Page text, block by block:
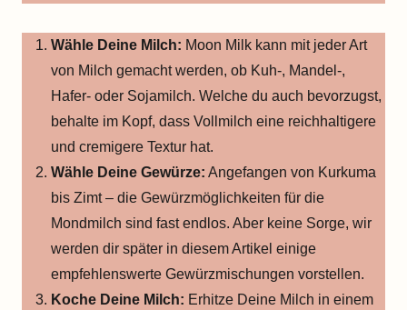
Wähle Deine Milch: Moon Milk kann mit jeder Art
von Milch gemacht werden, ob Kuh-, Mandel-,
Hafer- oder Sojamilch. Welche du auch bevorzugst,
behalte im Kopf, dass Vollmilch eine reichhaltigere
und cremigere Textur hat.
Wähle Deine Gewürze: Angefangen von Kurkuma
bis Zimt – die Gewürzmöglichkeiten für die
Mondmilch sind fast endlos. Aber keine Sorge, wir
werden dir später in diesem Artikel einige
empfehlenswerte Gewürzmischungen vorstellen.
Koche Deine Milch: Erhitze Deine Milch in einem